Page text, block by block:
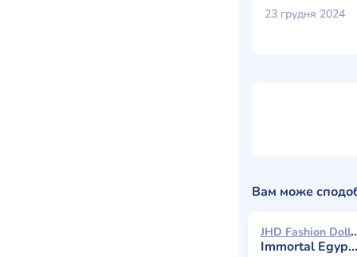
23 грудня 2024
Вам може
JHD
Immortal Egypt High Priest